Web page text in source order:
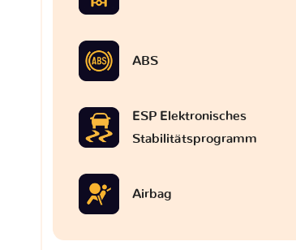
ABS
ESP Elektronisches
Stabilitätsprogramm
Airbag